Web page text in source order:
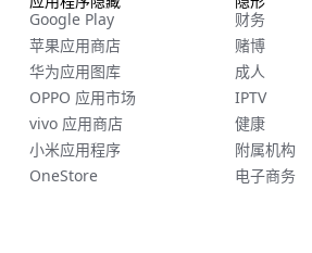
财务
赌博
成人
IPTV
健康
附属机构
电子商务
Google Play
苹果应用商店
华为应用图库
OPPO 应用市场
vivo 应用商店
小米应用程序
OneStore